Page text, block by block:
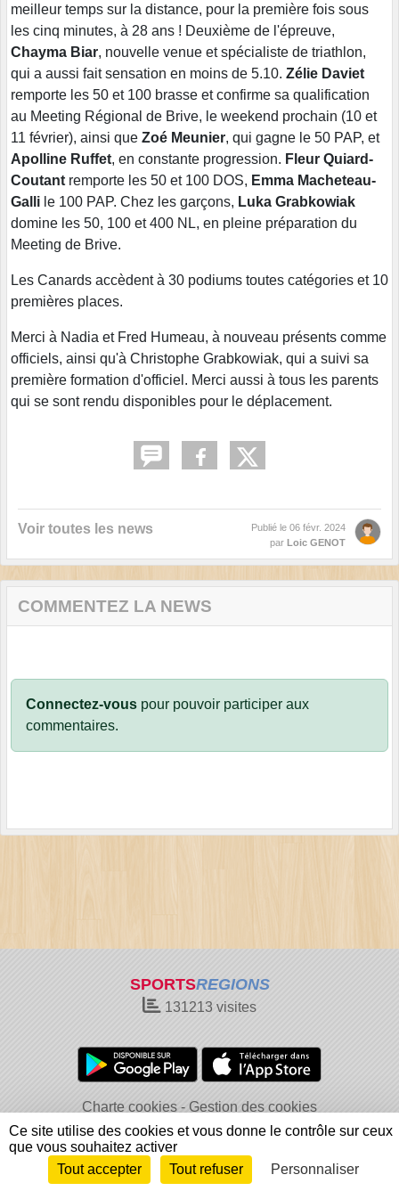
meilleur temps sur la distance, pour la première fois sous
les cinq minutes, à 28 ans ! Deuxième de l'épreuve,
Chayma Biar, nouvelle venue et spécialiste de triathlon,
qui a aussi fait sensation en moins de 5.10. Zélie Daviet
remporte les 50 et 100 brasse et confirme sa qualification
au Meeting Régional de Brive, le weekend prochain (10 et
11 février), ainsi que Zoé Meunier, qui gagne le 50 PAP, et
Apolline Ruffet, en constante progression. Fleur Quiard-
Coutant remporte les 50 et 100 DOS, Emma Macheteau-
Galli le 100 PAP. Chez les garçons, Luka Grabkowiak
domine les 50, 100 et 400 NL, en pleine préparation du
Meeting de Brive.
Les Canards accèdent à 30 podiums toutes catégories et 10
premières places.
Merci à Nadia et Fred Humeau, à nouveau présents comme
officiels, ainsi qu'à Christophe Grabkowiak, qui a suivi sa
première formation d'officiel. Merci aussi à tous les parents
qui se sont rendu disponibles pour le déplacement.
Voir toutes les news Publié le 06 févr. 2024
par
Loic GENOT
COMMENTEZ LA NEWS
Connectez-vous pour pouvoir participer aux
commentaires.
SPORTSREGIONS
131213 visites
Charte cookies
Gestion des cookies
Informations légales
Signaler un contenu inapproprié
Envie de participer ? Connexion
Ce site utilise des cookies et vous donne le contrôle sur ceux
que vous souhaitez activer
Tout accepter
Tout refuser Personnaliser